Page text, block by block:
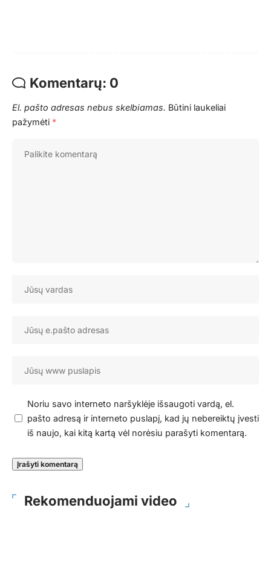
Komentarų: 0
El. pašto adresas nebus skelbiamas. Būtini laukeliai
pažymėti *
Noriu savo interneto naršyklėje išsaugoti vardą, el.
pašto adresą ir interneto puslapį, kad jų nebereiktų įvesti
iš naujo, kai kitą kartą vėl norėsiu parašyti komentarą.
Rekomenduojami video